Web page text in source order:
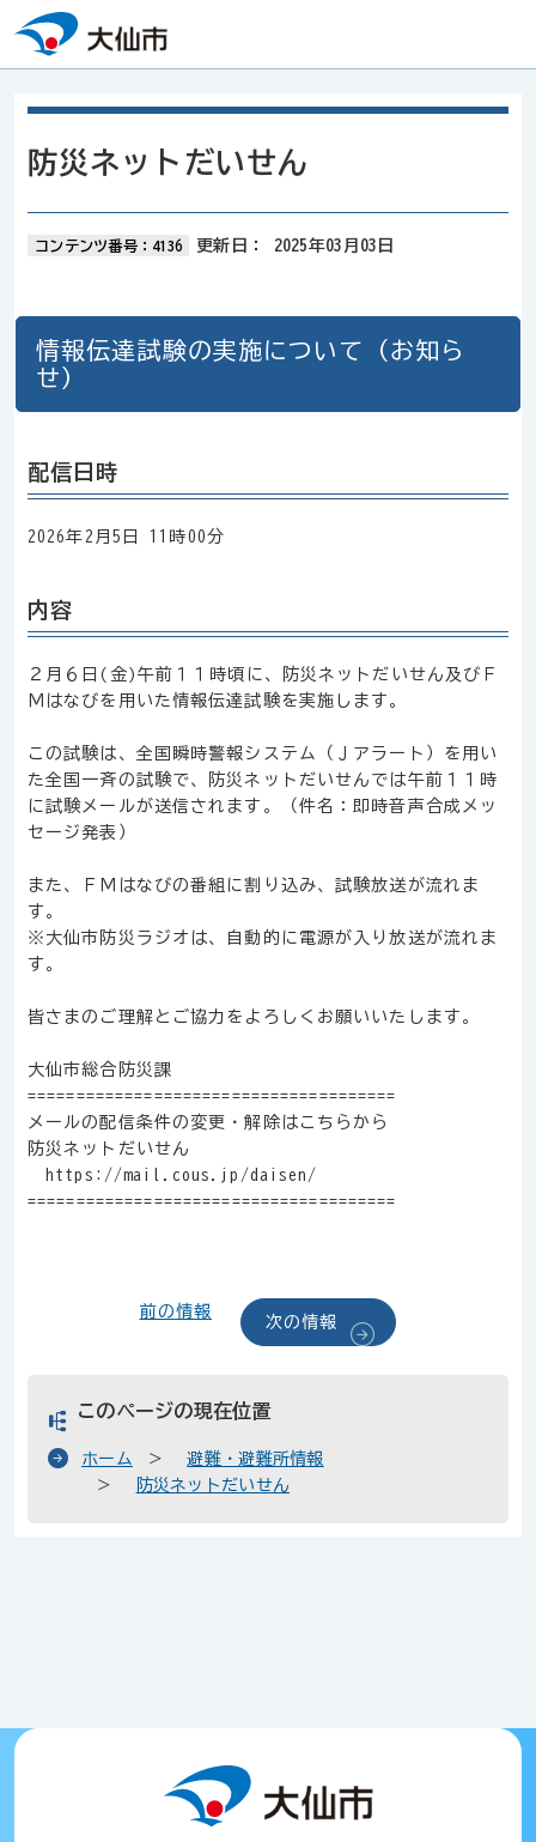
本文へスキップ
防災ネットだいせん
コンテンツ番号：4136 更新日： 2025年03月03日
情報伝達試験の実施について（お知ら
せ）
配信日時
2026年2月5日 11時00分
内容
２月６日(金)午前１１時頃に、防災ネットだいせん及びＦ
Ｍはなびを用いた情報伝達試験を実施します。
この試験は、全国瞬時警報システム（Ｊアラート）を用い
た全国一斉の試験で、防災ネットだいせんでは午前１１時
に試験メールが送信されます。（件名：即時音声合成メッ
セージ発表）
また、ＦＭはなびの番組に割り込み、試験放送が流れま
す。
※大仙市防災ラジオは、自動的に電源が入り放送が流れま
す。
皆さまのご理解とご協力をよろしくお願いいたします。
大仙市総合防災課
======================================
メールの配信条件の変更・解除はこちらから
防災ネットだいせん
https://mail.cous.jp/daisen/
======================================
前の情報
次の情報
このページの現在位置
ホーム
避難・避難所情報
防災ネットだいせん